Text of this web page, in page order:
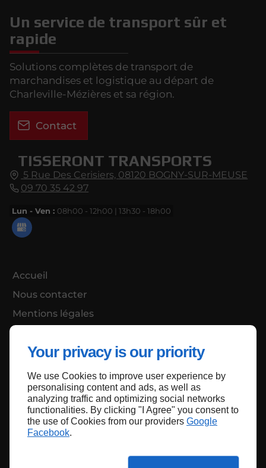
Your privacy is our priority
We use Cookies to improve user experience by
personalising content and ads, as well as
analyzing traffic and optimizing social networks
functionalities. By clicking "I Agree" you consent to
the use of Cookies from our providers Google
Facebook.
TISSERONT TRANSPORTS
5 Rue Des Cerisiers, 08120 BOGNY-SUR-MEUSE
09 70 35 42 97
Lun - Ven : 08h00 - 12h00 | 13h30 - 18h00
Accueil
Nous contacter
Mentions légales
Un service de transport sûr et
rapide
Solutions complètes de transport de
marchandises et logistique au départ de
Charleville-Mézières et sa région.
Contact
Haut de page